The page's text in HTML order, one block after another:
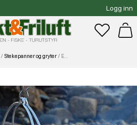
Logg inn
Stekepanner og gryter Eagle Stekepanne non-stick alu Hot Pan